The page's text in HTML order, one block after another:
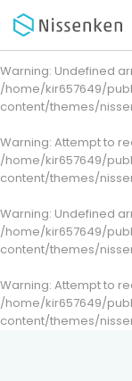
Warning: Undefined
/home/kir657649/
content/themes/
Warning: Attempt to
/home/kir657649/
content/themes/
Warning: Undefined
/home/kir657649/
content/themes/
Warning: Attempt to
/home/kir657649/
content/themes/